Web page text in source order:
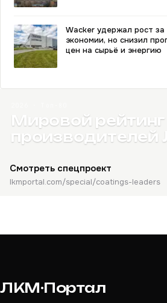
Wacker удержал рост
экономии, но снизил
цен на сырьё и энергию
Мировой рейтинг
Смотреть спецпроект
lkmportal.com/special/coatings-leaders
ЛКМ·Портал